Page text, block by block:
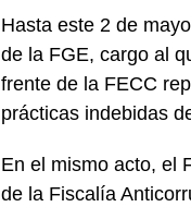
Hasta este 2 de
de la FGE, cargo al
frente de la FECC
prácticas indebidas
En el mismo acto, el
de la Fiscalía